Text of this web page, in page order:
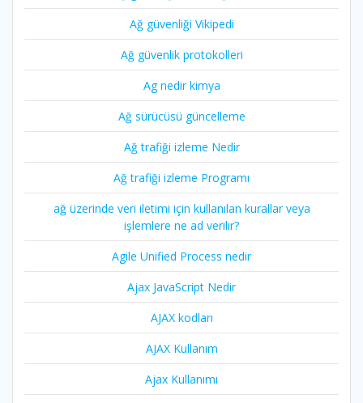
Ağ güvenliği Vikipedi
Ağ güvenlik protokolleri
Ag nedir kimya
Ağ sürücüsü güncelleme
Ağ trafiği izleme Nedir
Ağ trafiği izleme Programı
ağ üzerinde veri iletimi için kullanılan kurallar veya
işlemlere ne ad verilir?
Agile Unified Process nedir
Ajax JavaScript Nedir
AJAX kodları
AJAX Kullanım
Ajax Kullanımı